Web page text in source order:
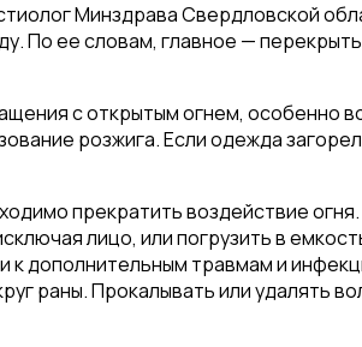
Минздрава Свердловской
По ее словам, главное —
с открытым огнем, особенно
розжига. Если одежда
прекратить воздействие
лицо, или погрузить в
к дополнительным травмам и
раны. Прокалывать или удалять